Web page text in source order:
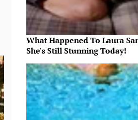
What Happened To Laura
She's Still Stunning Today!